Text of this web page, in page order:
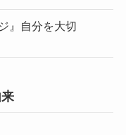
』自分を大切